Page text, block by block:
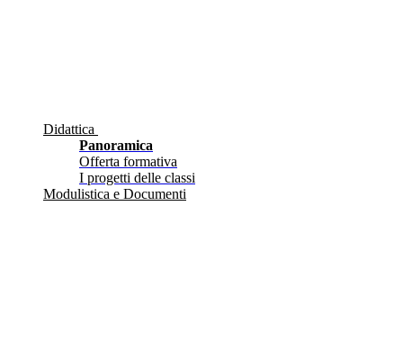
Didattica
Panoramica
Offerta formativa
I progetti delle classi
Modulistica e Documenti